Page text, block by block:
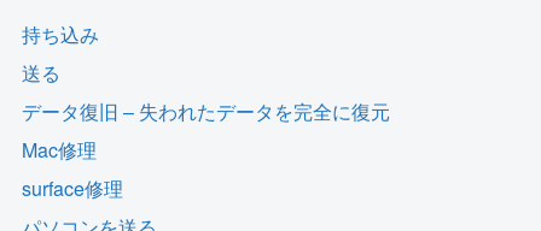
持ち込み
送る
データ復旧 – 失われたデータを完全に復元
Mac修理
surface修理